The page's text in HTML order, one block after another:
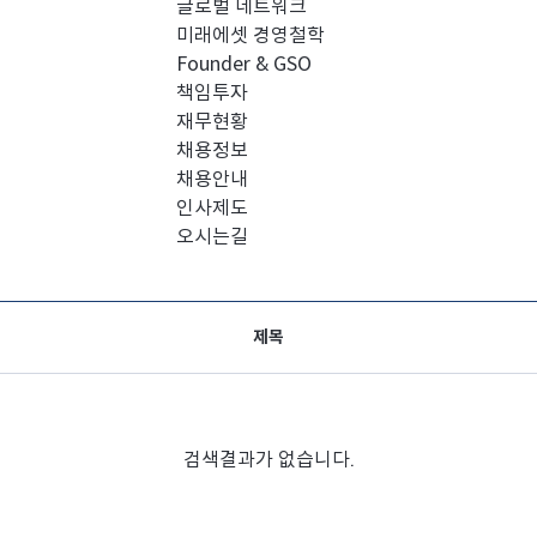
글로벌 네트워크
미래에셋 경영철학
Founder & GSO
책임투자
재무현황
채용정보
채용안내
인사제도
오시는길
제목
검색결과가 없습니다.